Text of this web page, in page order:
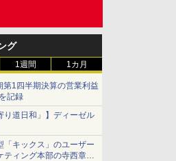
グ
1週間 1カ月
1四半期決算の営業利益
記録
り道日和」】ディーゼル
「キックス」のユーザー
ティング本部の寺西章氏